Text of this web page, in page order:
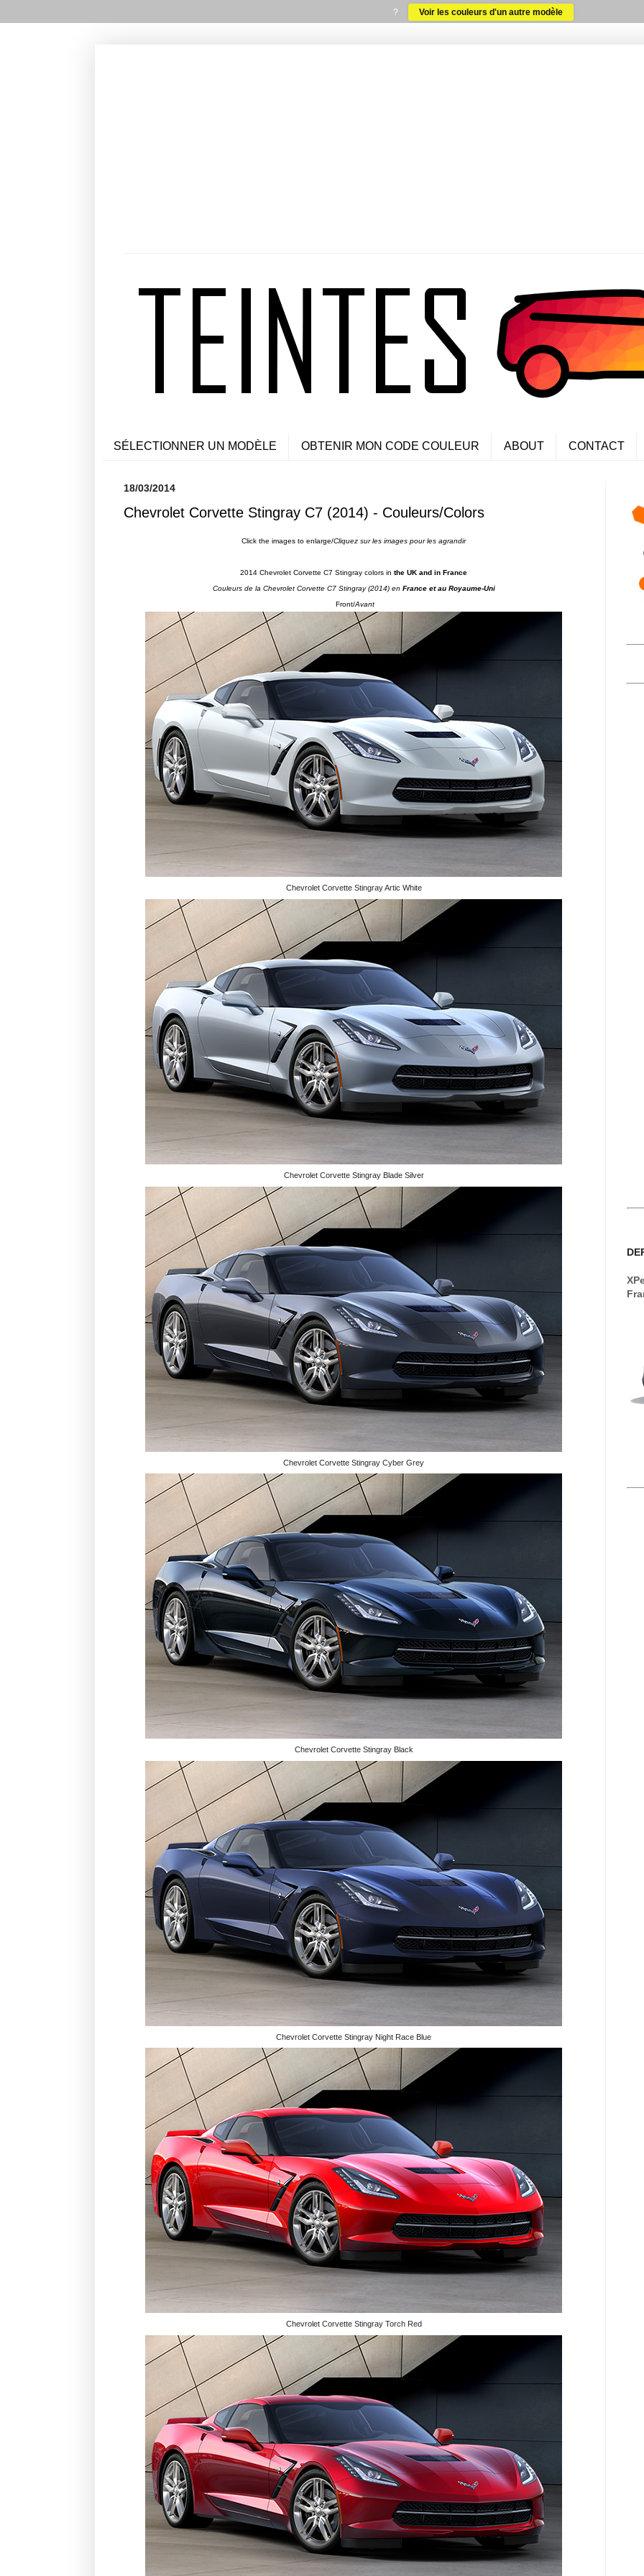
SÉLECTIONNER UN MODÈLE OBTENIR MON CODE COULEUR ABOUT CONTACT
18/03/2014
Chevrolet Corvette Stingray C7 (2014) - Couleurs/Colors
Click the images to enlarge/Cliquez sur les images pour les agrandir
2014 Chevrolet Corvette C7 Stingray colors in the UK and in France
Couleurs de la Chevrolet Corvette C7 Stingray(2014) en France et au Royaume-Uni
Front/Avant
Chevrolet Corvette Stingray Artic White
Chevrolet Corvette Stingray Blade Silver
Chevrolet Corvette Stingray Cyber Grey
Chevrolet Corvette Stingray Black
Chevrolet Corvette Stingray Night Race Blue
Chevrolet Corvette Stingray Torch Red
? Voir les couleurs d'un autre modèle